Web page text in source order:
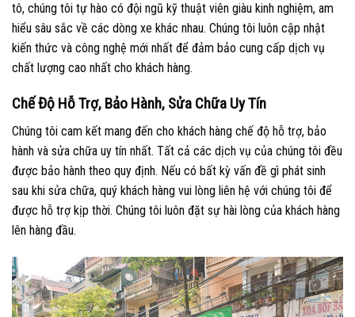
tô, chúng tôi tự hào có đội ngũ kỹ thuật viên giàu kinh nghiệm, am
hiểu sâu sắc về các dòng xe khác nhau. Chúng tôi luôn cập nhật
kiến thức và công nghệ mới nhất để đảm bảo cung cấp dịch vụ
chất lượng cao nhất cho khách hàng.
Chế Độ Hỗ Trợ, Bảo Hành, Sửa Chữa Uy Tín
Chúng tôi cam kết mang đến cho khách hàng chế độ hỗ trợ, bảo
hành và sửa chữa uy tín nhất. Tất cả các dịch vụ của chúng tôi đều
được bảo hành theo quy định. Nếu có bất kỳ vấn đề gì phát sinh
sau khi sửa chữa, quý khách hàng vui lòng liên hệ với chúng tôi để
được hỗ trợ kịp thời. Chúng tôi luôn đặt sự hài lòng của khách hàng
lên hàng đầu.